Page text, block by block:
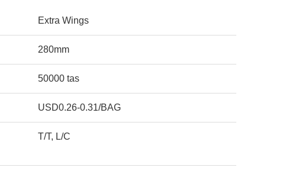
Extra Wings
280mm
50000 tas
USD0.26-0.31/BAG
T/T, L/C